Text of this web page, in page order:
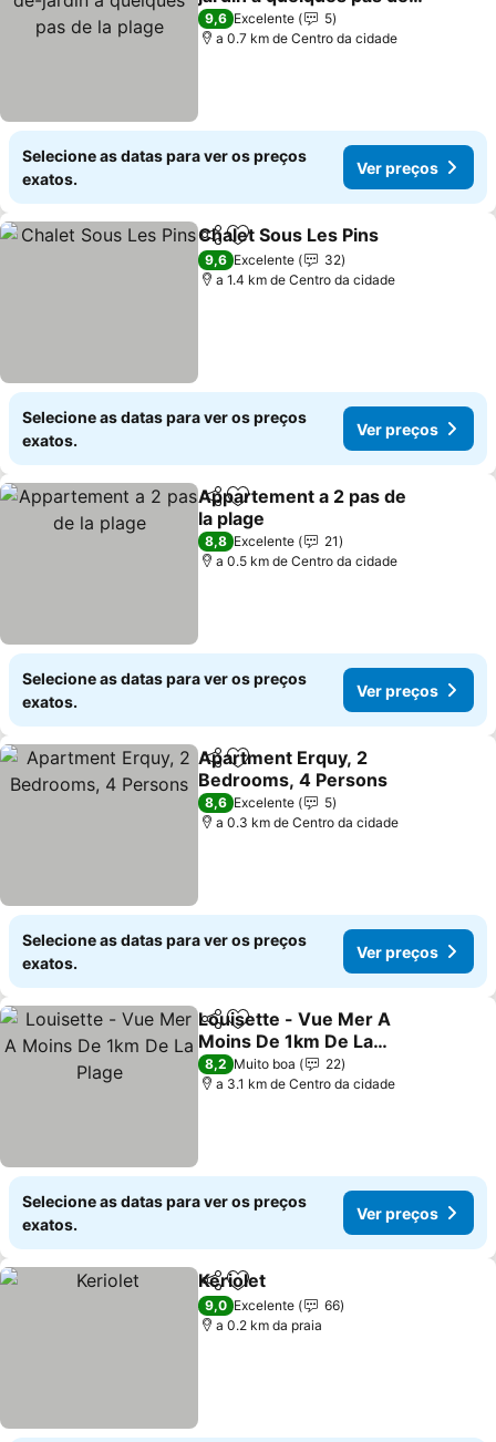
la plage
9,6 Excelente
5
a 0.7 km de Centro da cidade
Selecione as datas para ver os preços
exatos.
Ver preços
PartilharAdicionar aos favoritos
Chalet Sous Les Pins
9,6 Excelente
32
a 1.4 km de Centro da cidade
Selecione as datas para ver os preços
exatos.
Ver preços
PartilharAdicionar aos favoritos
Appartement a 2 pas de
la plage
8,8 Excelente
21
a 0.5 km de Centro da cidade
Selecione as datas para ver os preços
exatos.
Ver preços
PartilharAdicionar aos favoritos
Apartment Erquy, 2
Bedrooms, 4 Persons
8,6 Excelente
5
a 0.3 km de Centro da cidade
Selecione as datas para ver os preços
exatos.
Ver preços
PartilharAdicionar aos favoritos
Louisette - Vue Mer A
Moins De 1km De La
Plage
8,2 Muito boa
22
a 3.1 km de Centro da cidade
Selecione as datas para ver os preços
exatos.
Ver preços
PartilharAdicionar aos favoritos
Keriolet
9,0 Excelente
66
a 0.2 km da praia